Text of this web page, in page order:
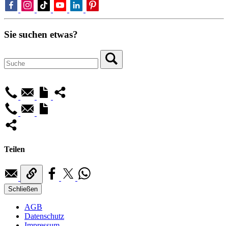
Sie suchen etwas?
Teilen
Schließen
AGB
Datenschutz